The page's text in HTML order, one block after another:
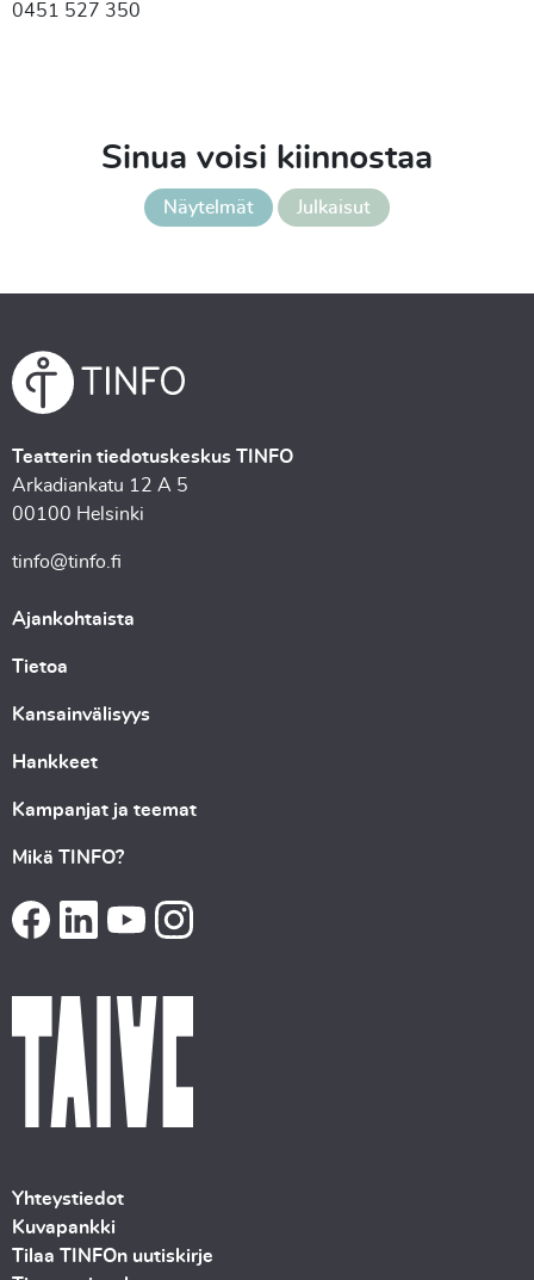
0451 527 350
Sinua voisi kiinnostaa
Näytelmät Julkaisut
Teatterin tiedotuskeskus TINFO
Arkadiankatu 12 A 5
00100 Helsinki
tinfo@tinfo.fi
Ajankohtaista
Tietoa
Kansainvälisyys
Hankkeet
Kampanjat ja teemat
Mikä TINFO?
Yhteystiedot
Kuvapankki
Tilaa TINFOn uutiskirje